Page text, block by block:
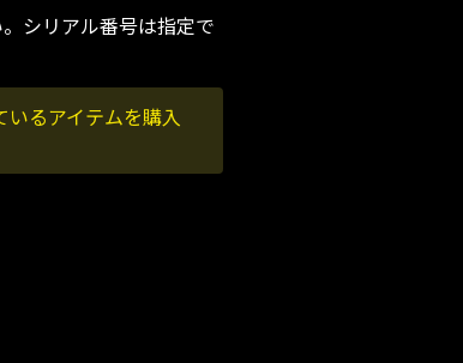
シリアル番号は指定で
るアイテムを購入